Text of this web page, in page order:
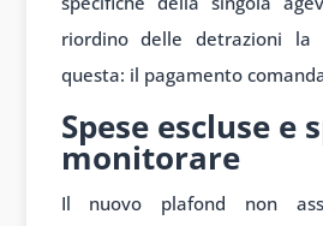
riordino delle detrazioni la
questa: il pagamento
Spese escluse e
monitorare
Il nuovo plafond non